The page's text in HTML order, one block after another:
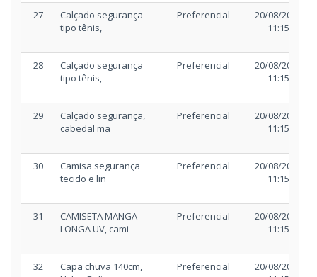
27
Calçado segurança
tipo tênis,
Preferencial
20/08/2025
11:15
28
Calçado segurança
tipo tênis,
Preferencial
20/08/2025
11:15
29
Calçado segurança,
cabedal ma
Preferencial
20/08/2025
11:15
30
Camisa segurança
tecido e lin
Preferencial
20/08/2025
11:15
31
CAMISETA MANGA
LONGA UV, cami
Preferencial
20/08/2025
11:15
32
Capa chuva 140cm,
Preferencial
20/08/2025